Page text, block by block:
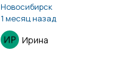
Новосибирск
1 месяц назад
Ирина